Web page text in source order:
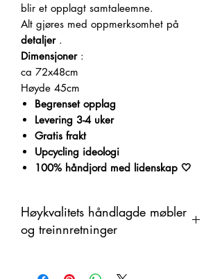
blir et opplagt samtaleemne.
Alt gjøres med oppmerksomhet på
detaljer.
Dimensjoner:
ca 72x48cm
Høyde 45cm
Begrenset opplag
Levering 3-4 uker
Gratis frakt
Upcycling ideologi
100% håndjord med lidenskap 🤍
Høykvalitets håndlagde møbler
og treinnretninger
et organisk materiale med